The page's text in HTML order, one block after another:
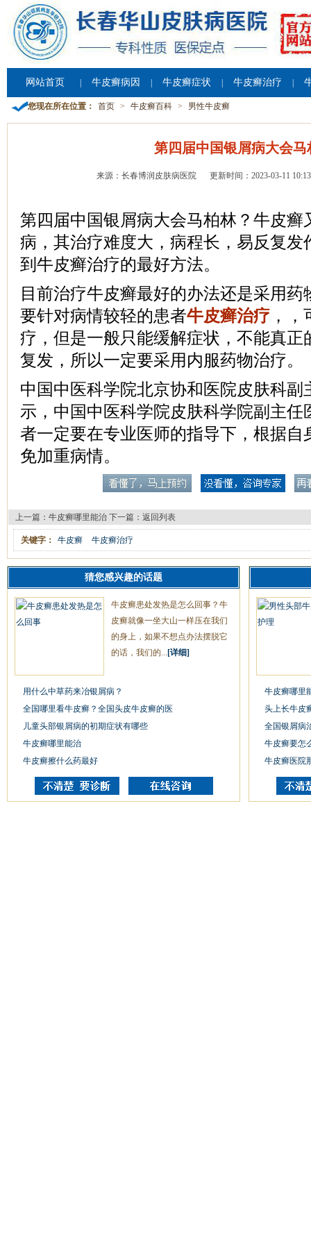
网站首页 牛皮癣病因 牛皮癣症状 牛皮癣治疗
您现在所在位置： 首页 > 牛皮癣百科 > 男性牛皮癣
第四届中国银屑病大会马
来源：长春博润皮肤病医院 更新时间：2023-03-11
第四届中国银屑病大会马柏林？牛皮癣
病，其治疗难度大，病程长，易反复发
到牛皮癣治疗的最好方法。
目前治疗牛皮癣最好的办法还是采用
要针对病情较轻的患者牛皮癣治疗 ，
疗，但是一般只能缓解症状，不能真正
复发，所以一定要采用内服药物治疗。
中国中医科学院北京协和医院皮肤科副
示，中国中医科学院皮肤科学院副主任
者一定要在专业医师的指导下，根据自
免加重病情。
上一篇： 牛皮癣哪里能治 下一篇： 返回列表
关键字： 牛皮癣 牛皮癣治疗
猜您感兴趣的话题
牛皮癣患处发热是怎么回事？牛
皮癣就像一坐大山一样压在我们
的身上，如果不想点办法摆脱它
的话，我们的... [详细]
用什么中草药来冶银屑病？
全国哪里看牛皮癣？全国头皮牛皮癣的医
儿童头部银屑病的初期症状有哪些
牛皮癣哪里能治
牛皮癣擦什么药最好
牛皮癣哪里
头上长牛皮
全国银屑病
牛皮癣要怎
牛皮癣医院